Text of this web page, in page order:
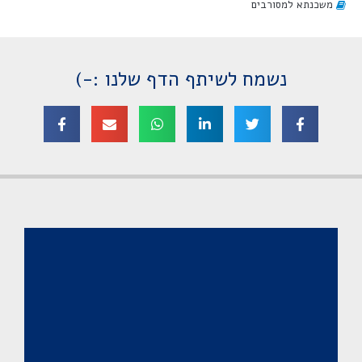
משכנתא למסורבים
נשמח לשיתף הדף שלנו :-)